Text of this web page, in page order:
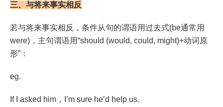
三、与将来事实相反
若与将来事实相反，条件从句的谓语用过去式(be通常用
were)，主句谓语用“should (would, could, might)+动词原
形”：
eg.
If I asked him，I’m sure he’d help us.